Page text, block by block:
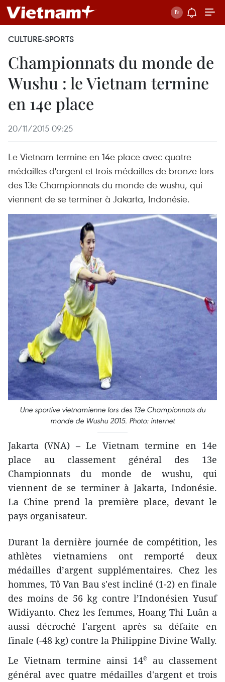
CULTURE-SPORTS
Championnats du monde de
Wushu : le Vietnam termine
en 14e place
20/11/2015 09:25
Le Vietnam termine en 14e place avec quatre
médailles d'argent et trois médailles de bronze lors
des 13e Championnats du monde de wushu, qui
viennent de se terminer à Jakarta, Indonésie.
Une sportive vietnamienne lors des 13e Championnats du
monde de Wushu 2015. Photo: internet
Jakarta (VNA) – Le Vietnam termine en 14e
place au classement général des 13e
Championnats du monde de wushu, qui
viennent de se terminer à Jakarta, Indonésie.
La Chine prend la première place, devant le
pays organisateur.
D​urant la dernière journée de compétition, les
athlètes vietnamiens ont remporté deux
médailles d’argent supplémentaires. Chez les
hommes, Tô Van Bau ​s'est incliné (1-2) ​en finale
des moins de 56 kg contre l’Indonésien Yusuf
Widiyanto. Chez les femmes, Hoang Thi Luân a
aussi décroché l'argent après ​sa défaite en
finale (-48 kg) contre la Philippine Divine Wally.
Le Vietnam termine ainsi 14e
au classement
général avec quatre médailles d'argent et trois